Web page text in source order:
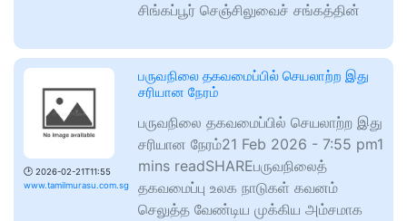
சிங்கப்பூர் செஞ்சிலுவைச் சங்கத்தின்
🕑 2026-02-21T11:55
www.tamilmurasu.com.sg
பருவநிலை தகவமைப்பில் செயலாற்ற இது
சரியான நேரம்
பருவநிலை தகவமைப்பில் செயலாற்ற இது
சரியான நேரம்21 Feb 2026 - 7:55 pm1
mins readSHAREபருவநிலைத்
தகவமைப்பு உலக நாடுகள் கவனம்
செலுத்த வேண்டிய முக்கிய அம்சமாக